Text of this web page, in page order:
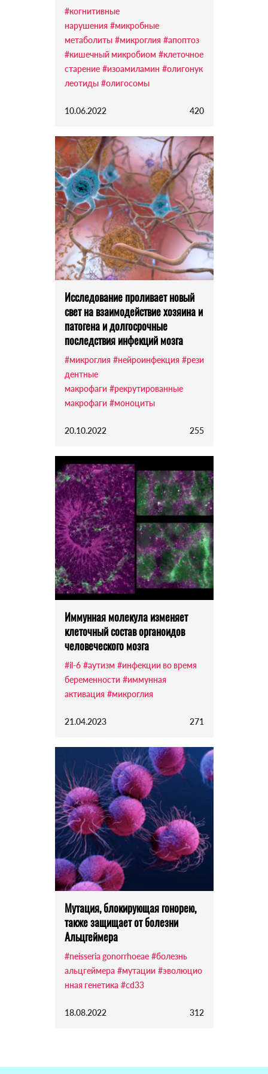
#когнитивные
нарушения #микробные
метаболиты #микроглия #апоптоз
#кишечный микробиом #клеточное
старение #изоамиламин #олигонук
леотиды #олигосомы
10.06.2022 420
Исследование проливает новый
свет на взаимодействие хозяина и
патогена и долгосрочные
последствия инфекций мозга
#микроглия #нейроинфекция #рези
дентные
макрофаги #рекрутированные
макрофаги #моноциты
20.10.2022 255
Иммунная молекула изменяет
клеточный состав органоидов
человеческого мозга
#il-6 #аутизм #инфекции во время
беременности #иммунная
активация #микроглия
21.04.2023 271
Мутация, блокирующая гонорею,
также защищает от болезни
Альцгеймера
#neisseria gonorrhoeae #болезнь
альцгеймера #мутации #эволюцио
нная генетика #cd33
18.08.2022 312